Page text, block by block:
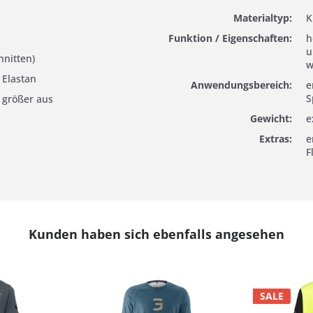
aus
Materialtyp:
Funktion / Eigenschaften:
Anwendungsbereich:
Gewicht:
Extras:
Kunden haben sich ebenfalls angesehen
SALE